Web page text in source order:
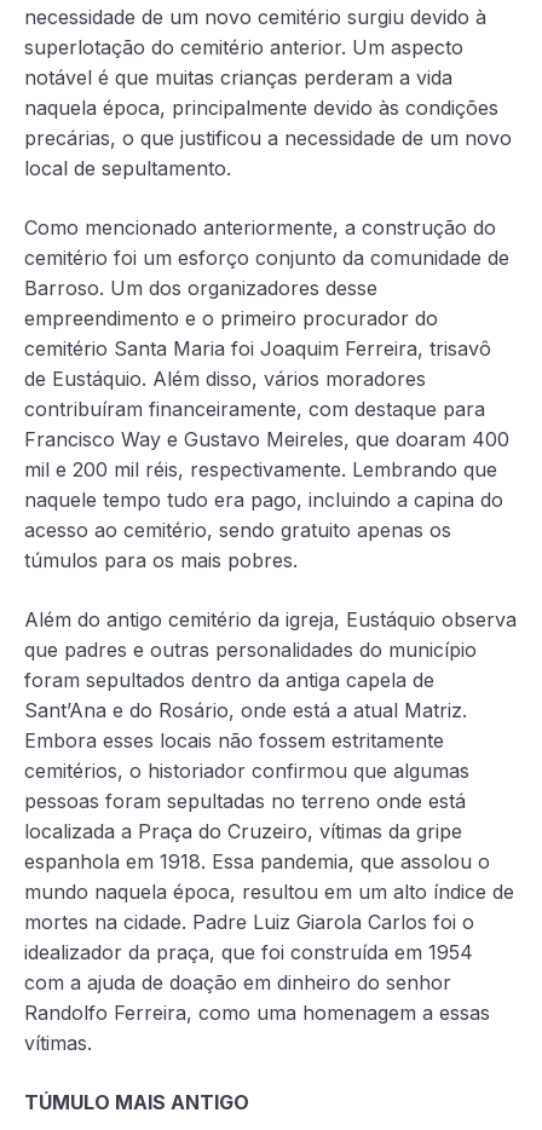
necessidade de um novo cemitério surgiu devido à
superlotação do cemitério anterior. Um aspecto
notável é que muitas crianças perderam a vida
naquela época, principalmente devido às condições
precárias, o que justificou a necessidade de um novo
local de sepultamento.
Como mencionado anteriormente, a construção do
cemitério foi um esforço conjunto da comunidade de
Barroso. Um dos organizadores desse
empreendimento e o primeiro procurador do
cemitério Santa Maria foi Joaquim Ferreira, trisavô
de Eustáquio. Além disso, vários moradores
contribuíram financeiramente, com destaque para
Francisco Way e Gustavo Meireles, que doaram 400
mil e 200 mil réis, respectivamente. Lembrando que
naquele tempo tudo era pago, incluindo a capina do
acesso ao cemitério, sendo gratuito apenas os
túmulos para os mais pobres.
Além do antigo cemitério da igreja, Eustáquio observa
que padres e outras personalidades do município
foram sepultados dentro da antiga capela de
Sant’Ana e do Rosário, onde está a atual Matriz.
Embora esses locais não fossem estritamente
cemitérios, o historiador confirmou que algumas
pessoas foram sepultadas no terreno onde está
localizada a Praça do Cruzeiro, vítimas da gripe
espanhola em 1918. Essa pandemia, que assolou o
mundo naquela época, resultou em um alto índice de
mortes na cidade. Padre Luiz Giarola Carlos foi o
idealizador da praça, que foi construída em 1954
com a ajuda de doação em dinheiro do senhor
Randolfo Ferreira, como uma homenagem a essas
vítimas.
TÚMULO MAIS ANTIGO